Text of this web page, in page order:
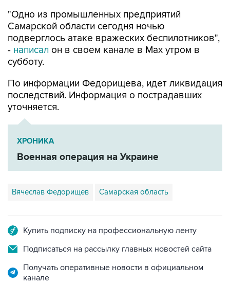
"Одно из промышленных предприятий
Самарской области сегодня ночью
подверглось атаке вражеских беспилотников",
- написал он в своем канале в Max утром в
субботу.
По информации Федорищева, идет ликвидация
последствий. Информация о пострадавших
уточняется.
ХРОНИКА
Военная операция на Украине
Вячеслав Федорищев Самарская область
Купить подписку на профессиональную ленту
Подписаться на рассылку главных новостей сайта
Получать оперативные новости в официальном
канале